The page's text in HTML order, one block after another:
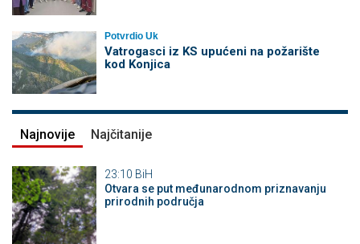
Potvrdio Uk
Vatrogasci iz KS upućeni na požarište
kod Konjica
Najnovije Najčitanije
23:10 BiH
Otvara se put međunarodnom priznavanju
prirodnih područja